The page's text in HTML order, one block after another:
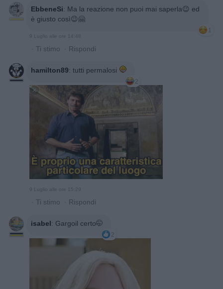
EbbeneSi: Ma la reazione non puoi mai saperla😉 ed
è giusto così😉🤗
1
9 Luglio alle ore 14:48
· Ti stimo · Rispondi
hamilton89: tutti permalosi
2
9 Luglio alle ore 15:29
· Ti stimo · Rispondi
isabel: Gargoil certo🤭
2